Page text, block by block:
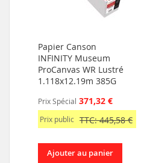
Papier Canson
INFINITY Museum
ProCanvas WR Lustré
1.118x12.19m 385G
Prix Spécial 371,32 €
Prix public TTC: 445,58 €
Ajouter au panier